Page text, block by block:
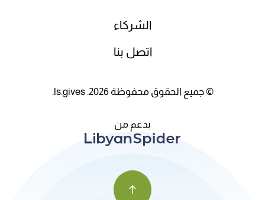
الشركاء
اتصل بنا
© جميع الحقوق محفوظة 2026. ls.gives.
بدعم من